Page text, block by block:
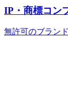
IP・商標コン
無許可のブラン